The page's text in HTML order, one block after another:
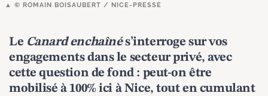
© ROMAIN BOISAUBERT / NICE-PRESSE
Le Canard enchaînés’interroge sur vos
engagements dans le secteur privé, avec
cette question de fond : peut-on être
mobilisé à 100% ici à Nice, tout en cumulant